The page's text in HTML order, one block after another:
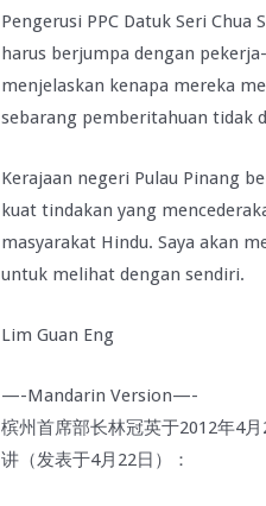
Pengerusi PPC Datuk Seri Chua
harus berjumpa dengan
menjelaskan kenapa mereka
sebarang pemberitahuan tidak
Kerajaan negeri Pulau Pinang
kuat tindakan yang
masyarakat Hindu. Saya akan
untuk melihat dengan sendiri.
Lim Guan Eng
—-Mandarin Version—-
槟州首席部长林冠英于2012年4
讲（发表于4月22日）：